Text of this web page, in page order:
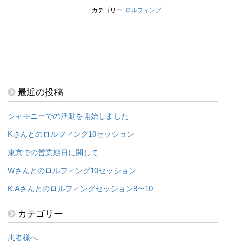
カテゴリー: ロルフィング
最近の投稿
シャモニーでの活動を開始しました
Kさんとのロルフィング10セッション
東京での営業期日に関して
Wさんとのロルフィング10セッション
K.Aさんとのロルフィングセッション8〜10
カテゴリー
患者様へ